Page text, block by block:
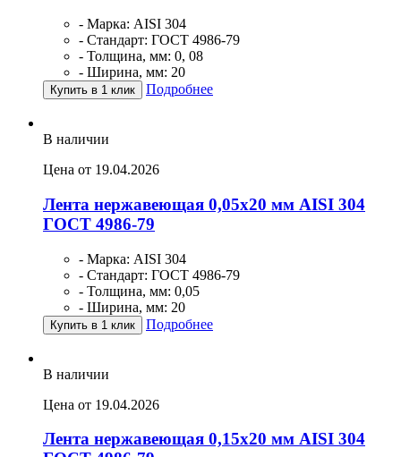
- Марка: AISI 304
- Стандарт: ГОСТ 4986-79
- Толщина, мм: 0, 08
- Ширина, мм: 20
Купить в 1 клик Подробнее
В наличии
Цена от 19.04.2026
Лента нержавеющая 0,05х20 мм AISI 304
ГОСТ 4986-79
- Марка: AISI 304
- Стандарт: ГОСТ 4986-79
- Толщина, мм: 0,05
- Ширина, мм: 20
Купить в 1 клик Подробнее
В наличии
Цена от 19.04.2026
Лента нержавеющая 0,15х20 мм AISI 304